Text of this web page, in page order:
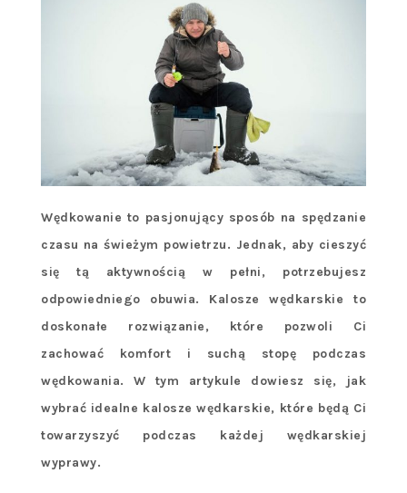
Wędkowanie to pasjonujący sposób na spędzanie
czasu na świeżym powietrzu. Jednak, aby cieszyć
się tą aktywnością w pełni, potrzebujesz
odpowiedniego obuwia. Kalosze wędkarskie to
doskonałe rozwiązanie, które pozwoli Ci
zachować komfort i suchą stopę podczas
wędkowania. W tym artykule dowiesz się, jak
wybrać idealne kalosze wędkarskie, które będą Ci
towarzyszyć podczas każdej wędkarskiej
wyprawy.